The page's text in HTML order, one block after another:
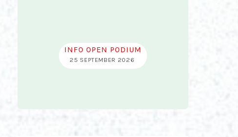
INFO OPEN PODIUM
25 SEPTEMBER 2026